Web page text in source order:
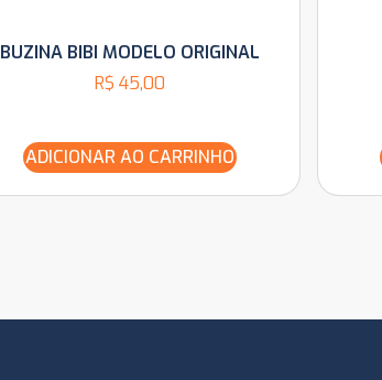
BUZINA BIBI MODELO ORIGINAL
R$ 45,00
ADICIONAR AO CARRINHO